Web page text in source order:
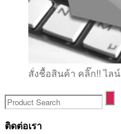
สั่งชื้อสินค้า คลิ๊ก!! ไลน์
ติดต่อเรา